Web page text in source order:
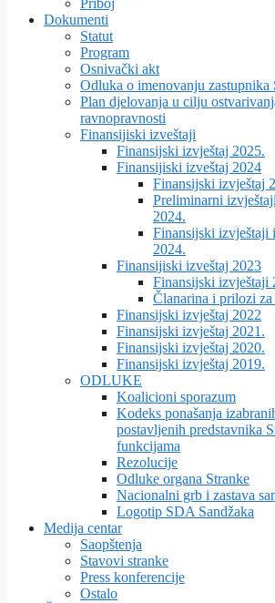
Priboj
Dokumenti
Statut
Program
Osnivački akt
Odluka o imenovanju zastupnika
Plan djelovanja u cilju
ravnopravnosti
Finansijiski izveštaji
Finansijski izvještaj 2025.
Finansijiski izveštaj 2024
Finansijski izvještaj
Preliminarni
2024.
Finansijski izvještaji
2024.
Finansijiski izveštaj 2023
Finansijski izvještaji
Članarina i prilozi za
Finansijski izvještaj 2022
Finansijski izvještaj 2021.
Finansijski izvještaj 2020.
Finansijski izvještaj 2019.
ODLUKE
Koalicioni sporazum
Kodeks ponašanja
postavljenih predstavnika
funkcijama
Rezolucije
Odluke organa Stranke
Nacionalni grb i zastava
Logotip SDA Sandžaka
Medija centar
Saopštenja
Stavovi stranke
Press konferencije
Ostalo